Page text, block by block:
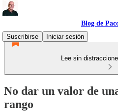
Blog de
Suscribirse
Iniciar sesión
Lee sin
No dar un valor de
rango